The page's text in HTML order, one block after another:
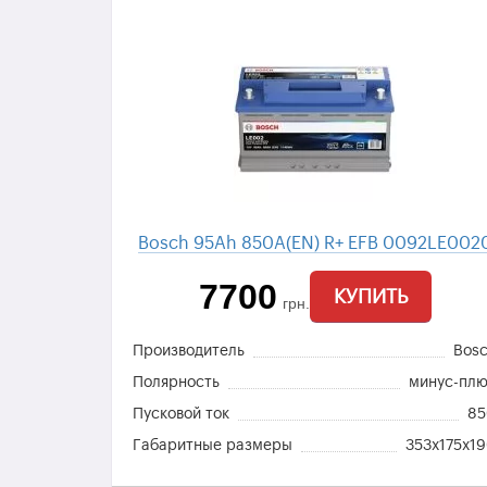
Bosch 95Ah 850A(EN) R+ EFB
7700 грн. КУПИТЬ
Производитель
Полярность минус-
Пусковой ток
Габаритные размеры